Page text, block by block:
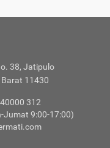
38, Jatipulo
11430
312
Jumat 9:00-17:00)